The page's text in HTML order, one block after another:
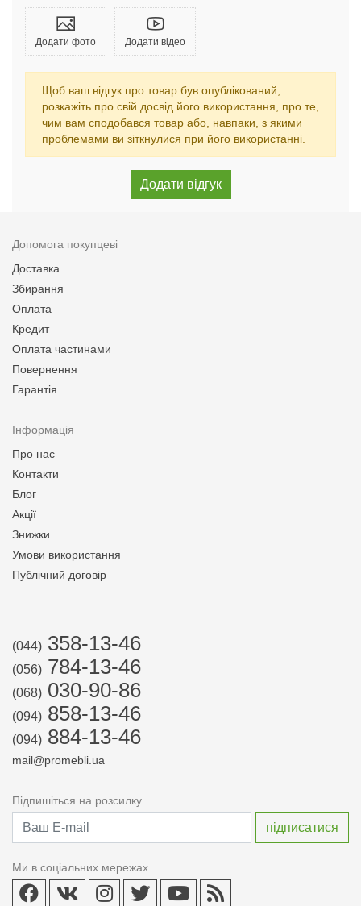
Додати фото Додати відео
Щоб ваш відгук про товар був опублікований,
розкажіть про свій досвід його використання, про те,
чим вам сподобався товар або, навпаки, з якими
проблемами ви зіткнулися при його використанні.
Допомога покупцеві
Доставка
Збирання
Оплата
Кредит
Оплата частинами
Повернення
Гарантія
Інформація
Про нас
Контакти
Блог
Акції
Знижки
Умови використання
Публічний договір
(044) 358-13-46
(056) 784-13-46
(068) 030-90-86
(094) 858-13-46
(094) 884-13-46
mail@promebli.ua
Підпишіться на розсилку
Ми в соціальних мережах